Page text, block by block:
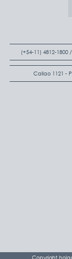
(+54-11) 4812-1800
Callao 1121 -